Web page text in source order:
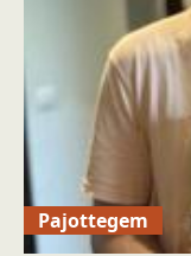
Pajottegem